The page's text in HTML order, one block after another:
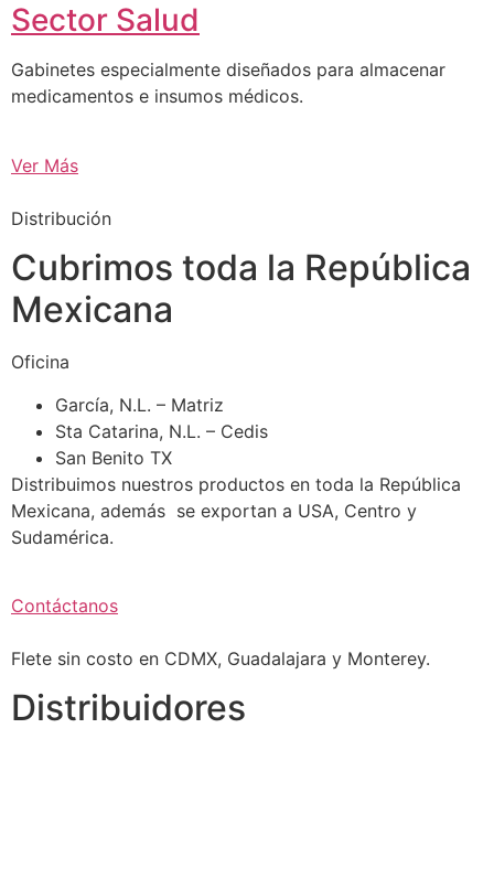
Sector Salud
Gabinetes especialmente diseñados para almacenar
medicamentos e insumos médicos.
Ver Más
Distribución
Cubrimos toda la República
Mexicana
Oficina
García, N.L. – Matriz
Sta Catarina, N.L. – Cedis
San Benito TX
Distribuimos nuestros productos en toda la República
Mexicana, además se exportan a USA, Centro y
Sudamérica.
Contáctanos
Flete sin costo en CDMX, Guadalajara y Monterey.
Distribuidores